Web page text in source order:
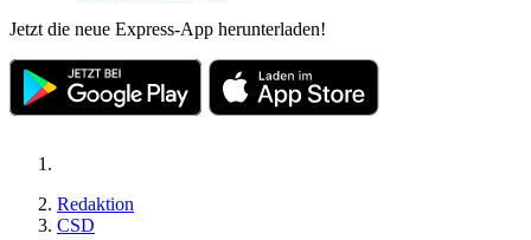
Jetzt die neue Express-App herunterladen!
Redaktion
CSD